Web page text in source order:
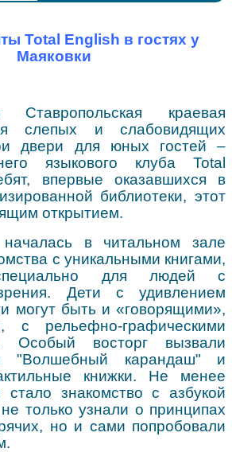
школьников
Total English в гостях у
Маяковки
краевая
слепых и слабовидящих
двери для юных гостей –
языкового клуба Total
впервые оказавшихся в
библиотеки, этот
открытием.
началась в читальном зале
с уникальными книгами,
для людей с
Дети с удивлением
могут быть и «говорящими»,
с рельефно-графическими
Особый восторг вызвали
"Волшебный карандаш" и
книжки. Не менее
знакомство с азбукой
только узнали о принципах
но и сами попробовали